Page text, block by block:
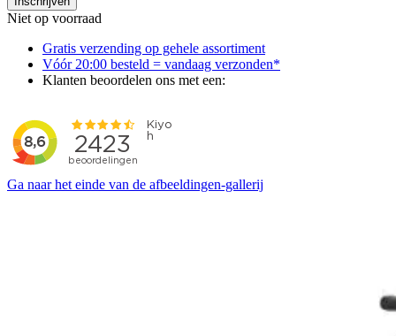
Niet op voorraad
Gratis verzending op gehele assortiment
Vóór 20:00 besteld = vandaag verzonden*
Klanten beoordelen ons met een:
Ga naar het einde van de afbeeldingen-gallerij